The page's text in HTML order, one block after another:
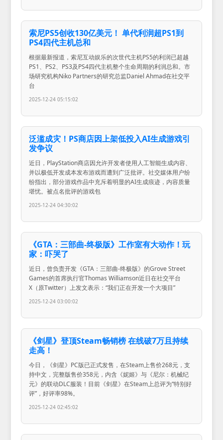
索尼PS5创收130亿美元！ 单代利润超PS1到
PS4四代主机总和
根据最新报道，索尼互动娱乐的次世代主机PS5的利润已超越
PS1、PS2、PS3及PS4四代主机整个生命周期的利润总和。市
场研究机构Niko Partners的研究总监Daniel Ahmad在社交平
台
2025-12-24 05:15:02
泛滥成灾！PS商店因上架低投入AI生成游戏引
发争议
近日，PlayStation商店因允许开发者使用人工智能生成内容、
并以极低开发成本发布游戏而遭到广泛批评。社交媒体用户纷
纷指出，部分游戏作品中充斥着明显的AI生成痕迹，内容质量
堪忧。被点名批评的游戏包
2025-12-24 04:30:02
《GTA：三部曲-终极版》工作室有大动作！玩
家：吓哭了
近日，曾负责开发《GTA：三部曲-终极版》的Grove Street
Games的首席执行官Thomas Williamson近日在社交平台
X（原Twitter）上发文表示：“我们正在开发一个大项目”
2025-12-24 03:00:02
《剑星》登顶Steam畅销榜 在线破7万且持续
走高！
今日，《剑星》PC版已正式发售，在Steam上售价268元，支
持中文，完整版售价358元，内含《妮姬》与《尼尔：机械纪
元》的联动DLC服装！目前《剑星》在Steam上总评为“特别好
评”，好评率98%。
2025-12-24 02:45:02